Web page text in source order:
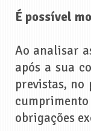
É possível
Ao analisar
após a sua
previstas, no
cumprimento
obrigações